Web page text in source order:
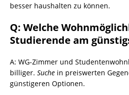
besser haushalten zu können.
Q: Welche
Studierende am
A: WG-Zimmer und
billiger. Suche in preiswerten
günstigeren Optionen.